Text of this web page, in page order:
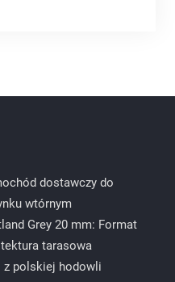
dostawczy do
wtórnym
Grey 20 mm: Format
tarasowa
z polskiej hodowli